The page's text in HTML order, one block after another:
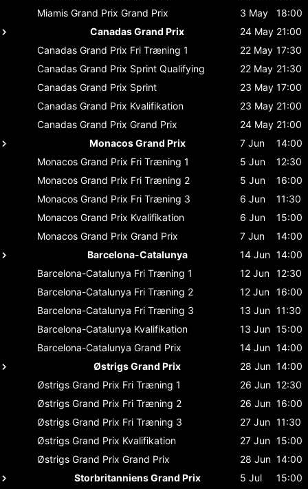
Miamis Grand Prix Grand Prix 3 May
18:00
Canadas Grand Prix
24 May 21:00
Canadas Grand Prix Fri Træning 1 22 May 17:30
Canadas Grand Prix Sprint Qualifying 22 May 21:30
Canadas Grand Prix Sprint 23 May 17:00
Canadas Grand Prix Kvalifikation 23 May 21:00
Canadas Grand Prix Grand Prix 24 May 21:00
Monacos Grand Prix
7 Jun
14:00
Monacos Grand Prix Fri Træning 1 5 Jun
12:30
Monacos Grand Prix Fri Træning 2 5 Jun
16:00
Monacos Grand Prix Fri Træning 3 6 Jun
11:30
Monacos Grand Prix Kvalifikation 6 Jun
15:00
Monacos Grand Prix Grand Prix 7 Jun
14:00
Barcelona-Catalunya
14 Jun 14:00
Barcelona-Catalunya Fri Træning 1 12 Jun 12:30
Barcelona-Catalunya Fri Træning 2 12 Jun 16:00
Barcelona-Catalunya Fri Træning 3 13 Jun 11:30
Barcelona-Catalunya Kvalifikation 13 Jun 15:00
Barcelona-Catalunya Grand Prix 14 Jun 14:00
Østrigs Grand Prix
28 Jun 14:00
Østrigs Grand Prix Fri Træning 1 26 Jun 12:30
Østrigs Grand Prix Fri Træning 2 26 Jun 16:00
Østrigs Grand Prix Fri Træning 3 27 Jun 11:30
Østrigs Grand Prix Kvalifikation 27 Jun 15:00
Østrigs Grand Prix Grand Prix 28 Jun 14:00
Storbritanniens Grand Prix
5 Jul
15:00